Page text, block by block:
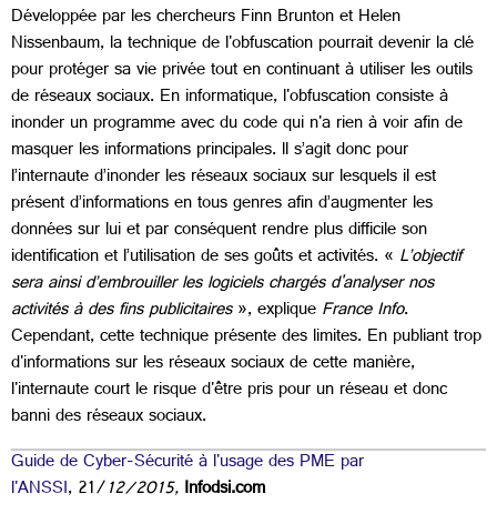
Développée par les chercheurs Finn Brunton et Helen
Nissenbaum, la technique de l'obfuscation pourrait devenir la clé
pour protéger sa vie privée tout en continuant à utiliser les outils
de réseaux sociaux. En informatique, l'obfuscation consiste à
inonder un programme avec du code qui n'a rien à voir afin de
masquer les informations principales.ll s’agit donc pour
l’internaute d’inonder les réseaux sociaux sur lesquels il est
présent d’informations en tous genres afin d’augmenter les
données sur lui et par conséquent rendre plus difficile son
identification et l’utilisation de ses goûts et activités. « L’objectif
sera ainsi d’embrouiller les logiciels chargés d'analyser nos
activités à des fins publicitaires», expliqueFrance Info.
Cependant, cette technique présente des limites. En publiant trop
d'informations sur les réseaux sociaux de cette manière,
l'internaute court le risque d'être pris pour un réseau et donc
banni des réseaux sociaux.
Guide de Cyber-Sécurité à l'usage des PME par
l'ANSSI, 21/12/2015,Infodsi.com